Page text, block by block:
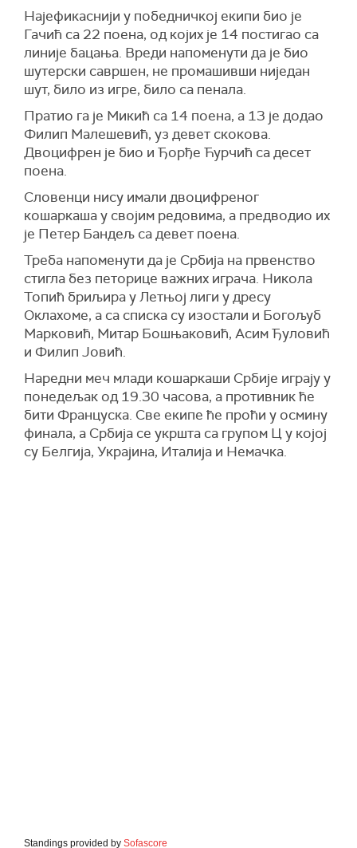
Најефикаснији у победничкој екипи био је
Гачић са 22 поена, од којих је 14 постигао са
линије бацања. Вреди напоменути да је био
шутерски савршен, не промашивши ниједан
шут, било из игре, било са пенала.
Пратио га је Микић са 14 поена, а 13 је додао
Филип Малешевић, уз девет скокова.
Двоцифрен је био и Ђорђе Ћурчић са десет
поена.
Словенци нису имали двоцифреног
кошаркаша у својим редовима, а предводио их
је Петер Бандељ са девет поена.
Треба напоменути да је Србија на првенство
стигла без петорице важних играча. Никола
Топић бриљира у Летњој лиги у дресу
Оклахоме, а са списка су изостали и Богољуб
Марковић, Митар Бошњаковић, Асим Ђуловић
и Филип Јовић.
Наредни меч млади кошаркаши Србије играју у
понедељак од 19.30 часова, а противник ће
бити Француска. Све екипе ће проћи у осмину
финала, а Србија се укршта са групом Ц у којој
су Белгија, Украјина, Италија и Немачка.
Standings provided by Sofascore